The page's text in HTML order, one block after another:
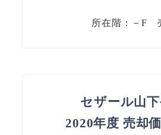
所在階：－F
セザール山下
2020年度 売却